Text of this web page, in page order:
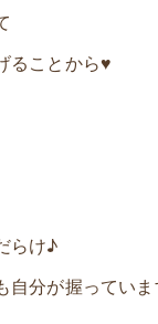
ることから♥️
らけ♪
自分が握ってい